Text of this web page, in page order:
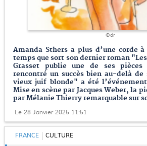
©dr
Amanda Sthers a plus d’une corde
temps que sort son dernier roman
Grasset publie une de ses
rencontré un succès bien au-delà de
vieux juif blonde" a été
Mise en scène par Jacques Weber, la
par Mélanie Thierry remarquable sur
Le 28 Janvier 2025 11:51
FRANCE CULTURE